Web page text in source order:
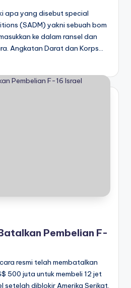
apa yang disebut special
(SADM) yakni sebuah bom
ke dalam ransel dan
Angkatan Darat dan Korps…
Pembelian F-
resmi telah membatalkan
500 juta untuk membeli 12 jet
setelah diblokir Amerika Serikat.